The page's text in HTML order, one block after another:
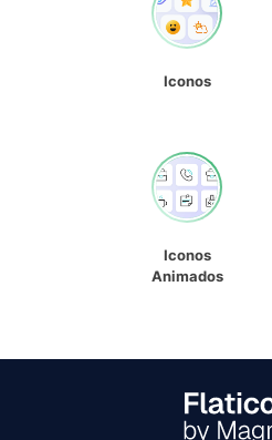
Iconos
Iconos
Animados